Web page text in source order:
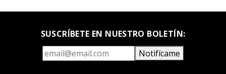
SUSCRÍBETE EN NUESTRO BOLETÍN:
Notifícame